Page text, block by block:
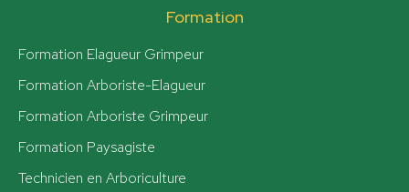
Formation
Formation Elagueur Grimpeur
Formation Arboriste-Elagueur
Formation Arboriste Grimpeur
Formation Paysagiste
Technicien en Arboriculture